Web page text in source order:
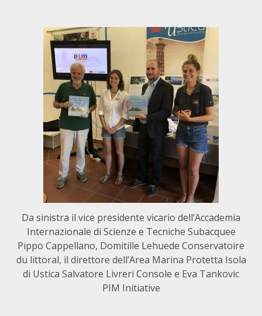
Da sinistra il vice presidente vicario dell’Accademia
Internazionale di Scienze e Tecniche Subacquee
Pippo Cappellano, Domitille Lehuede Conservatoire
du littoral, il direttore dell’Area Marina Protetta Isola
di Ustica Salvatore Livreri Console e Eva Tankovic
PIM Initiative